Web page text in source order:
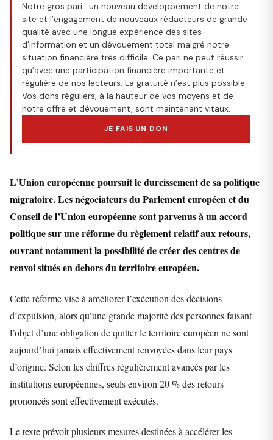
Notre gros pari : un nouveau développement de notre
site et l’engagement de nouveaux rédacteurs de grande
qualité avec une longue expérience des sites
d’information et un dévouement total malgré notre
situation financière très difficile. Ce pari ne peut réussir
qu’avec une participation financière importante et
régulière de nos lecteurs. La gratuité n’est plus possible.
Vos dons réguliers, à la hauteur de vos moyens et de
notre offre et dévouement, sont maintenant vitaux.
JE FAIS UN DON
L’Union européenne poursuit le durcissement de sa politique
migratoire. Les négociateurs du Parlement européen et du
Conseil de l’Union européenne sont parvenus à un accord
politique sur une réforme du règlement relatif aux retours,
ouvrant notamment la possibilité de créer des centres de
renvoi situés en dehors du territoire européen.
Cette réforme vise à améliorer l’exécution des décisions
d’expulsion, alors qu’une grande majorité des personnes faisant
l’objet d’une obligation de quitter le territoire européen ne sont
aujourd’hui jamais effectivement renvoyées dans leur pays
d’origine. Selon les chiffres régulièrement avancés par les
institutions européennes, seuls environ 20 % des retours
prononcés sont effectivement exécutés.
Le texte prévoit plusieurs mesures destinées à accélérer les